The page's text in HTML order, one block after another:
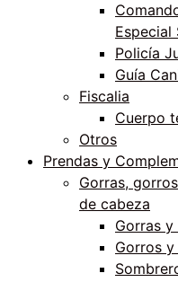
Especial
Policía
Guía
Fiscalia
Cuerpo
Otros
Prendas y
Gorras,
de cabeza
Gorras y
Gorros